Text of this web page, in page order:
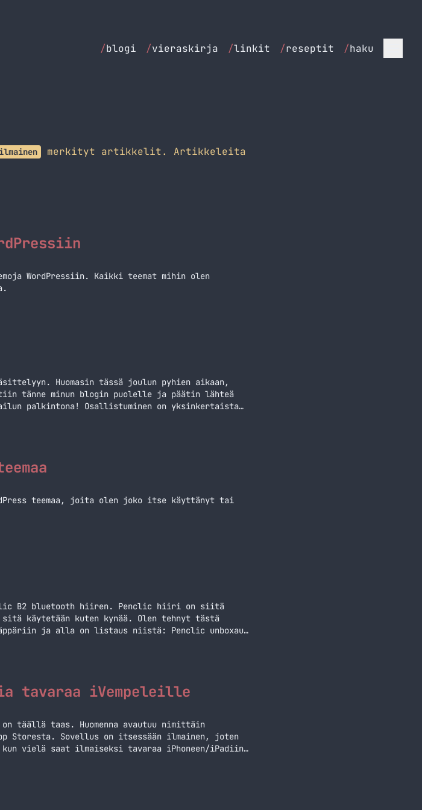
/blogi /vieraskirja /linkit /reseptit /haku
merkityt artikkelit. Artikkeleita
WordPressiin. Kaikki teemat mihin olen
Huomasin tässä joulun pyhien aikaan,
tänne minun blogin puolelle ja päätin lähteä
palkintona! Osallistuminen on yksinkertaista
rekisteröityneiden ja keskusteluun
teemaa, joita olen joko itse käyttänyt tai
B2 bluetooth hiiren. Penclic hiiri on siitä
käytetään kuten kynää. Olen tehnyt tästä
ja alla on listaus niistä: Penclic unboxaus
7 Arvontaan osallistutaan alla olevan… Jatka
tavaraa iVempeleille
täällä taas. Huomenna avautuu nimittäin
Storesta. Sovellus on itsessään ilmainen, joten
vielä saat ilmaiseksi tavaraa iPhoneen/iPadiin
yksi luukku per päivä! Sovellus ei ole enää…